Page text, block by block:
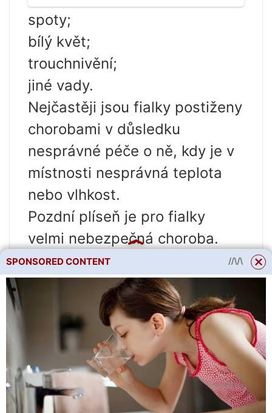
spoty;
bílý květ;
trouchnivění;
jiné vady.
Nejčastěji jsou fialky postiženy
chorobami v důsledku
nesprávné péče o ně, kdy je v
místnosti nesprávná teplota
nebo vlhkost.
Pozdní plíseň je pro fialky
velmi nebezpečná choroba.
Bohužel stále neexistuje
účinný prostředek, jak proti ní
bojovat. Listy, které jsou touto
chorobou postiženy, jsou
otrhány a spáleny. Pokud byl
keř touto chorobou vážně
postižen, musí být spálen a
SPONSORED CONTENT